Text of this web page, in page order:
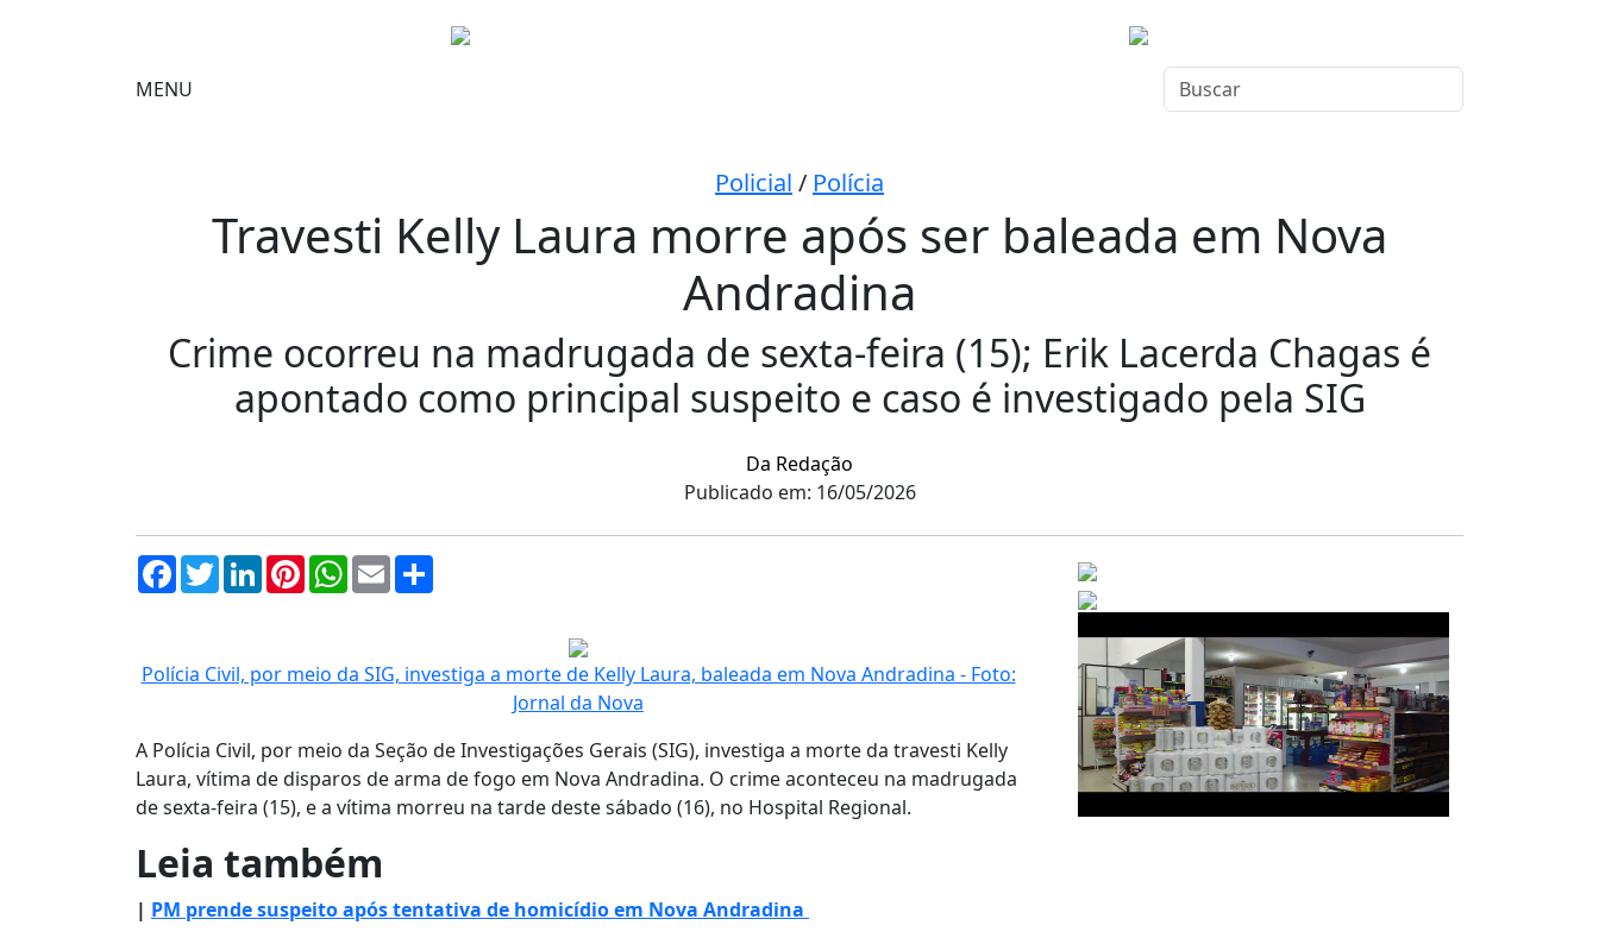
MENU
Policial / Polícia
Travesti Kelly Laura morre após ser baleada em Nova
Andradina
Crime ocorreu na madrugada de sexta-feira (15); Erik Lacerda Chagas é
apontado como principal suspeito e caso é investigado pela SIG
Da Redação
Publicado em: 16/05/2026
Facebook
TwitterLinkedInPinterestWhatsApp
Email
Polícia Civil, por meio da SIG, investiga a morte de Kelly Laura, baleada em Nova Andradina - Foto:
Jornal da Nova
A Polícia Civil, por meio da Seção de Investigações Gerais (SIG), investiga a morte da travesti Kelly
Laura, vítima de disparos de arma de fogo em Nova Andradina. O crime aconteceu na madrugada
de sexta-feira (15), e a vítima morreu na tarde deste sábado (16), no Hospital Regional.
Leia também
| PM prende suspeito após tentativa de homicídio em Nova Andradina